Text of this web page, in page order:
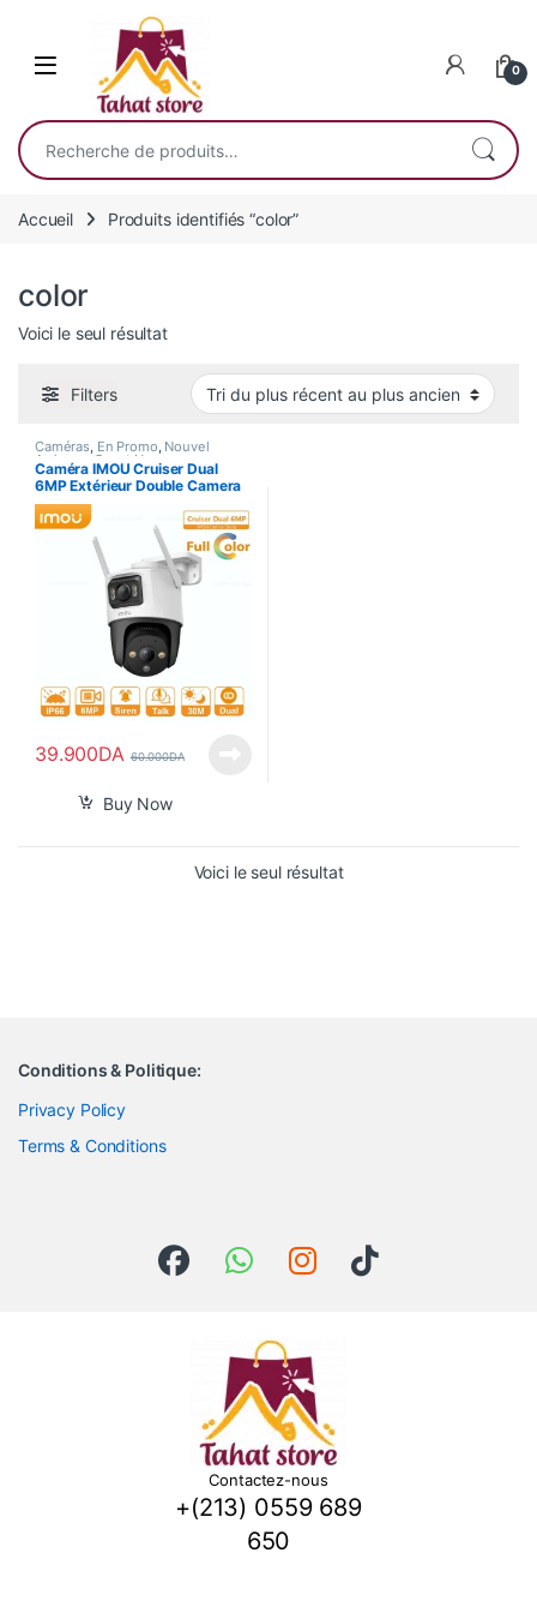
0
Recherche pour :
Accueil Produits identifiés “color”
color
Voici le seul résultat
Filters
Caméras, En Promo, Nouvel
Arrivage ,Smart Home
Caméra IMOU Cruiser Dual
6MP Extérieur Double Camera
360
39.900DA 60.000DA
Buy Now
Voici le seul résultat
Conditions & Politique:
Privacy Policy
Terms & Conditions
Contactez-nous
+(213) 0559 689
650